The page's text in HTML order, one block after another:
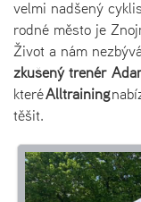
velmi nadšený
rodné město je
Život a nám
zkušený trenér
kteréAlltraining
těšit.